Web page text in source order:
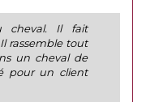
cheval. Il fait
rassemble tout
un cheval de
pour un client